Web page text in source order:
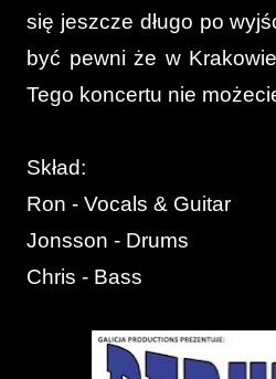
się jeszcze długo po
być pewni że w
Tego koncertu nie
Skład:
Ron - Vocals & Guitar
Jonsson - Drums
Chris - Bass